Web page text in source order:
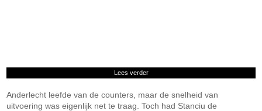
Lees verder
Anderlecht leefde van de counters, maar de snelheid van
uitvoering was eigenlijk net te traag. Toch had Stanciu de